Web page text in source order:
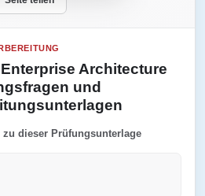
Architecture
und
dieser Prüfungsunterlage